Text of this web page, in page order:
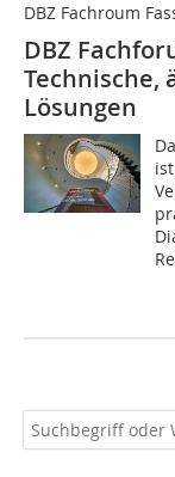
DBZ Fachroum
DBZ
Technische,
Lösungen